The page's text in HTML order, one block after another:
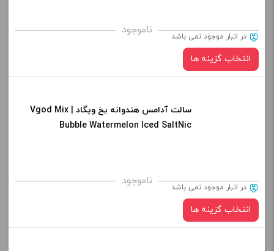
برای فعال شدن سبد خرید و نمایش قیمت ، گزینه های محصول را
از کادر بالا انتخاب کنید.
+
ناموجود در انبار موجود نمی باشد
انتخاب گزینه ها
نیکوتین:
برای فعال شدن سبد خرید و نمایش قیمت ، گزینه های محصول را
از کادر بالا انتخاب کنید.
+
سالت آدامس هندوانه یخ ویگاد | Vgod Mix
Bubble Watermelon Iced SaltNic
ناموجود در انبار موجود نمی باشد
انتخاب گزینه ها